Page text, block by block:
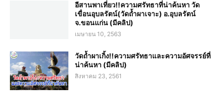
อีสานพาเที่ยว!!ความศรัทธาที่น่าค้นหา วัด
เขื่อนอุบลรัตน์(วัดถ้ำผาเจาะ) อ.อุบลรัตน์
จ.ขอนแก่น (มีคลิป)
เมษายน 10, 2563
วัดถ้ำผาเกิ้ง!!ความศรัทธาและความอัศจรรย์ที่
น่าค้นหา (มีคลิป)
สิงหาคม 23, 2561